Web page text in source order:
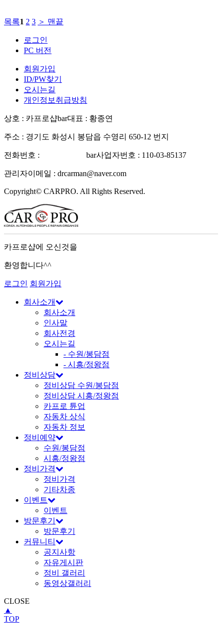
목록1 2 3 ＞ 맨끝
로그인
PC 버전
회원가입
ID/PW찾기
오시는길
개인정보취급방침
상호 : 카프로샵bar대표 : 황종연
주소 : 경기도 화성시 봉담읍 수영리 650-12 번지
전화번호 : bar사업자번호 : 110-03-85137
관리자이메일 : drcarman@naver.com
Copyright© CARPRO. All Rights Reserved.
카프로샵에 오신것을
환영합니다^^
로그인 회원가입
회사소개
회사소개
인사말
회사전경
오시는길
- 수원/봉담점
- 시흥/정왕점
정비상담
정비상담 수원/봉담점
정비상담 시흥/정왕점
카프로 튠업
자동차 상식
자동차 정보
정비예약
수원/봉담점
시흥/정왕점
정비가격
정비가격
기타차종
이벤트
이벤트
방문후기
방문후기
커뮤니티
공지사항
자유게시판
정비 갤러리
동영상갤러리
CLOSE
▲
TOP